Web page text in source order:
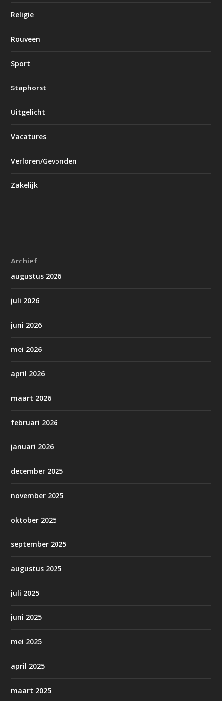
Religie
Rouveen
Sport
Staphorst
Uitgelicht
Vacatures
Verloren/Gevonden
Zakelijk
Archief
augustus 2026
juli 2026
juni 2026
mei 2026
april 2026
maart 2026
februari 2026
januari 2026
december 2025
november 2025
oktober 2025
september 2025
augustus 2025
juli 2025
juni 2025
mei 2025
april 2025
maart 2025